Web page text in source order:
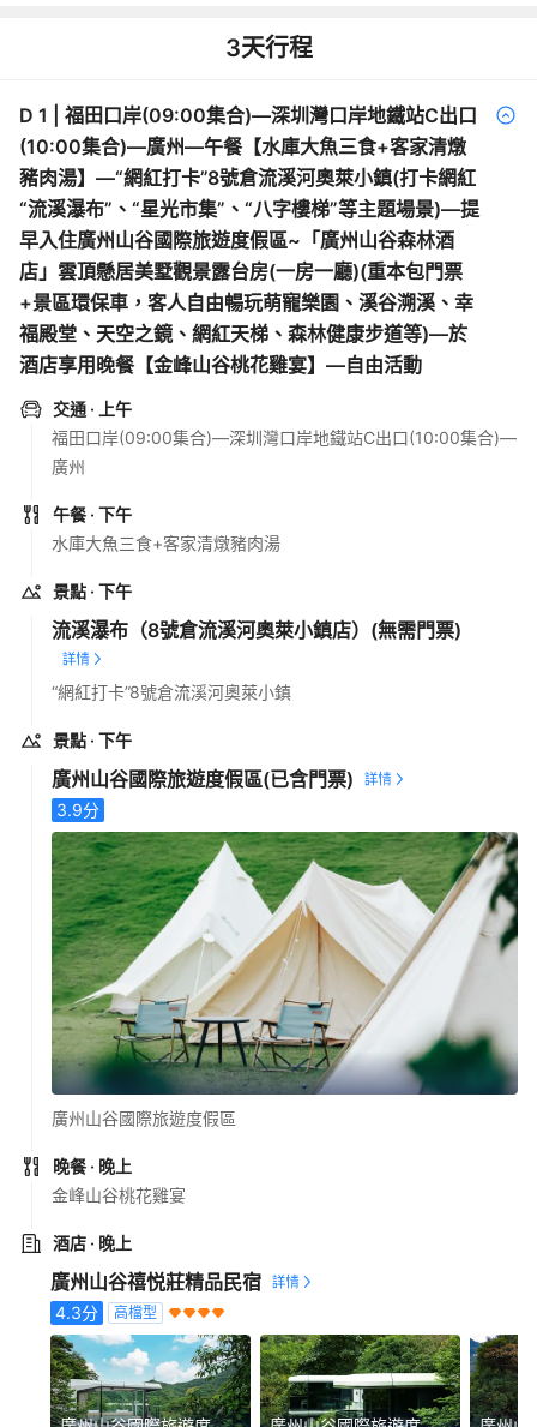
3天行程
D 1
福田口岸(09:00集合)—深圳灣口岸地鐵站C出口
(10:00集合)—廣州—午餐【水庫大魚三食+客家清燉
豬肉湯】—“網紅打卡”8號倉流溪河奧萊小鎮(打卡網紅
“流溪瀑布”、“星光市集”、“八字樓梯”等主題場景)—提
早入住廣州山谷國際旅遊度假區~「廣州山谷森林酒
店」雲頂懸居美墅觀景露台房(一房一廳)(重本包門票
+景區環保車，客人自由暢玩萌寵樂園、溪谷溯溪、幸
福殿堂、天空之鏡、網紅天梯、森林健康步道等)—於
酒店享用晚餐【金峰山谷桃花雞宴】—自由活動
交通 · 上午
福田口岸(09:00集合)—深圳灣口岸地鐵站C出口(10:00集合)—
廣州
午餐 · 下午
水庫大魚三食+客家清燉豬肉湯
景點 · 下午
流溪瀑布（8號倉流溪河奧萊小鎮店） (無需門票)
“網紅打卡”8號倉流溪河奧萊小鎮
景點 · 下午
廣州山谷國際旅遊度假區(已含門票)
3.9分
廣州山谷國際旅遊度假區
晚餐 · 晚上
金峰山谷桃花雞宴
酒店 · 晚上
廣州山谷禧悦莊精品民宿
4.3分 高檔型